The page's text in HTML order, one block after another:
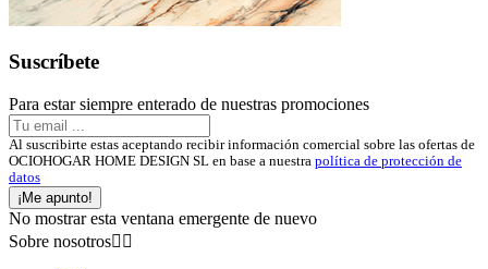
Suscríbete
Para estar siempre enterado de nuestras promociones
Al suscribirte estas aceptando recibir información comercial sobre las ofertas de
OCIOHOGAR HOME DESIGN SL en base a nuestra política de protección de
datos
¡Me apunto!
No mostrar esta ventana emergente de nuevo
Sobre nosotros 